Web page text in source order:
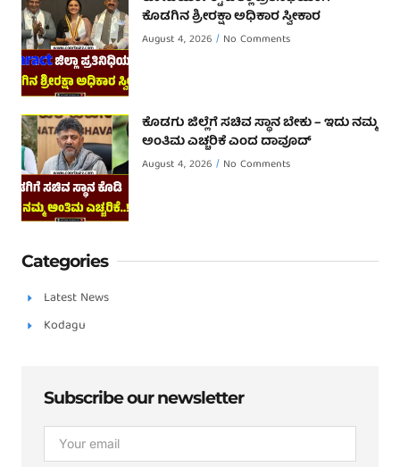
ಕೊಡಗಿನ ಶ್ರೀರಕ್ಷಾ ಅಧಿಕಾರ ಸ್ವೀಕಾರ
August 4, 2026 No Comments
ಕೊಡಗು ಜಿಲ್ಲೆಗೆ ಸಚಿವ ಸ್ಥಾನ ಬೇಕು – ಇದು ನಮ್ಮ
ಅಂತಿಮ ಎಚ್ಚರಿಕೆ ಎಂದ ದಾವೂದ್ ‌
August 4, 2026 No Comments
Categories
Latest News
Kodagu
Subscribe our newsletter